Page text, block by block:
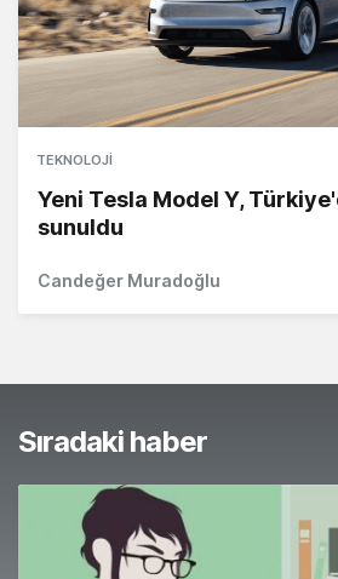
TEKNOLOJI
Yeni Tesla Model Y,
sunuldu
Candeğer Muradoğlu
Sıradaki haber